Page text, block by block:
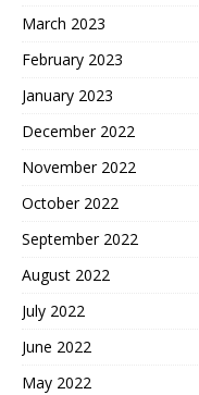
March 2023
February 2023
January 2023
December 2022
November 2022
October 2022
September 2022
August 2022
July 2022
June 2022
May 2022